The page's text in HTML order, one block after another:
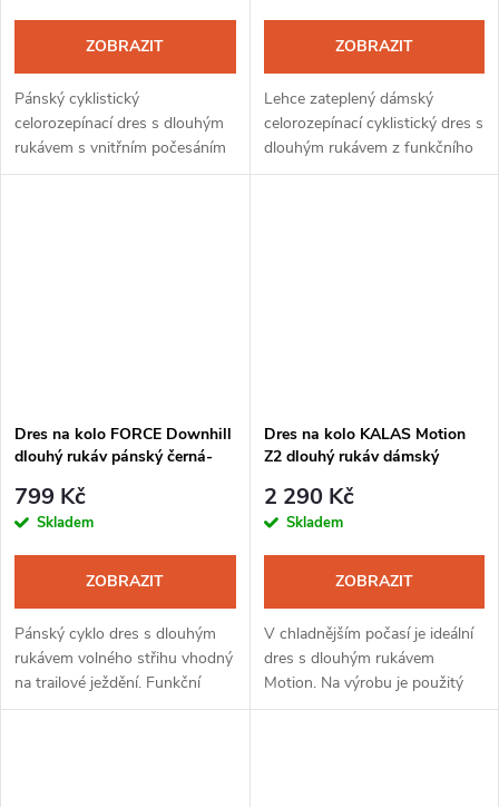
ZOBRAZIT
Pánský cyklistický
celorozepínací dres s dlouhým
rukávem s vnitřním počesáním
vhodný do chladnějšího počasí.
ZOBRAZIT
Lehce zateplený dámský
celorozepínací cyklistický dres s
dlouhým rukávem z funkčního
materiálu se třemi zadními
Dres na kolo FORCE Downhill
dlouhý rukáv pánský černá-
799 Kč
Skladem
ZOBRAZIT
Pánský cyklo dres s dlouhým
rukávem volného střihu vhodný
na trailové ježdění. Funkční
materiál skvěle odvede pot, je
Dres na kolo KALAS Motion
Z2 dlouhý rukáv dámský
2 290 Kč
Skladem
ZOBRAZIT
V chladnějším počasí je ideální
dres s dlouhým rukávem
Motion. Na výrobu je použitý
zateplený a počesaný materiál,